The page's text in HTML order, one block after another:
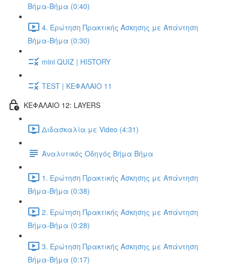
Βήμα-Βήμα (0:40)
4. Ερώτηση Πρακτικής Άσκησης με Απάντηση
Βήμα-Βήμα (0:30)
mini QUIZ | HISTORY
TEST | ΚΕΦΑΛΑΙΟ 11
ΚΕΦΑΛΑΙΟ 12: LAYERS
Διδασκαλία με Video (4:31)
Αναλυτικός Οδηγός Βήμα Βήμα
1. Ερώτηση Πρακτικής Άσκησης με Απάντηση
Βήμα-Βήμα (0:38)
2. Ερώτηση Πρακτικής Άσκησης με Απάντηση
Βήμα-Βήμα (0:28)
3. Ερώτηση Πρακτικής Άσκησης με Απάντηση
Βήμα-Βήμα (0:17)